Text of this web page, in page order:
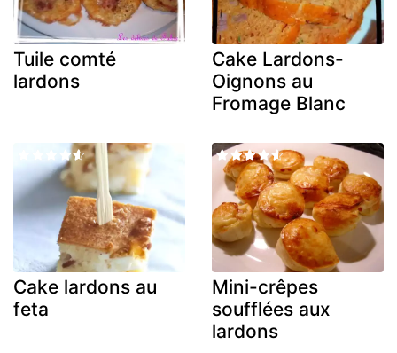
Tuile comté
lardons
Cake Lardons-
Oignons au
Fromage Blanc
Cake lardons au
feta
Mini-crêpes
soufflées aux
lardons